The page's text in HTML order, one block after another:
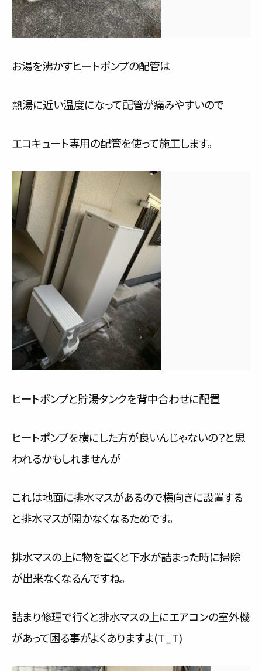
お湯を沸かすヒートポンプの配管は
熱湯に近い温度になって配管が痛みやすいので
エコキュート専用の配管を使って施工します。
ヒートポンプと貯湯タンクを背中合わせに配置
ヒートポンプを横にした方が良いんじゃないの？と思
われるかもしれませんが
これは地面に排水マスがあるので横向きに設置する
と排水マスが開かなくなるためです。
排水マスの上に物を置くと下水が詰まった時に掃除
が出来なくなるんですね。
詰まり修理で行くと排水マスの上にエアコンの室外機
があって困る事がよくありますよ(T_T)